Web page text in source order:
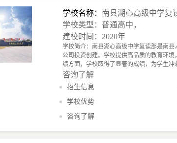
学校名称： 南县湖心高级中学复
学校类型：普通高中，
建校时间：2020年
学校简介：南县湖心高级中学复读部是南
公司投资创建。学校提供高品质的教育环
绩方面，学校取得了显著的成绩，为学生冲
咨询了解
招生信息
学校优势
咨询了解